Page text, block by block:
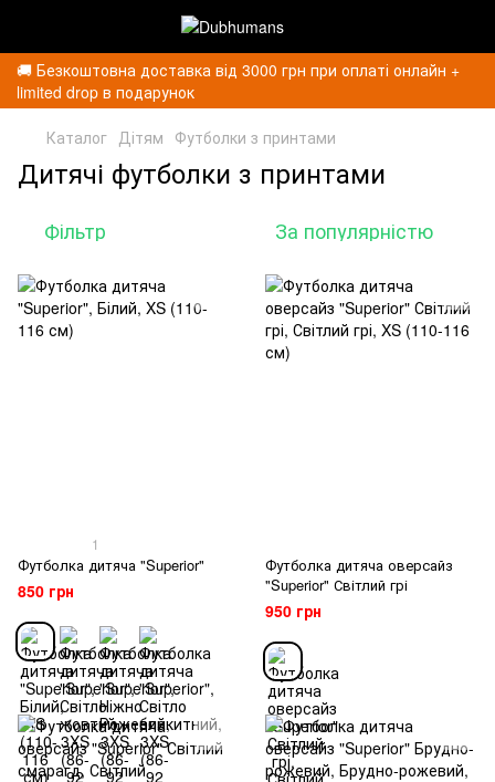
🚚 Безкоштовна доставка від 3000 грн при оплаті онлайн +
limited drop в подарунок
Каталог Дітям Футболки з принтами
Дитячі футболки з принтами
Фільтр За популярністю
1
Футболка дитяча "Superior"
850 грн
Футболка дитяча оверсайз
"Superior" Світлий грі
950 грн